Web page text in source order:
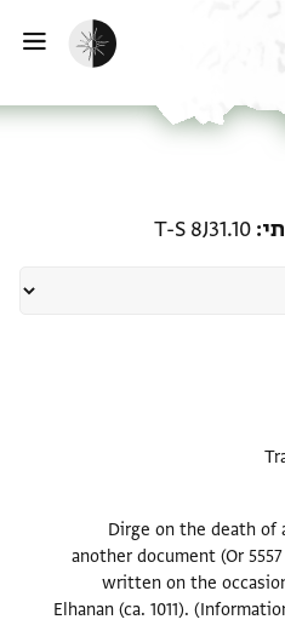
הפעלת מצב כהה
T-S 8J31.10
Dirge on the death of
another document (Or
written on the
Elhanan (ca. 1011).